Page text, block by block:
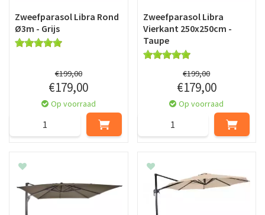
Zweefparasol Libra Rond
Ø3m - Grijs
€199,00
€179,00
Op voorraad
Zweefparasol Libra
Vierkant 250x250cm -
Taupe
€199,00
€179,00
Op voorraad